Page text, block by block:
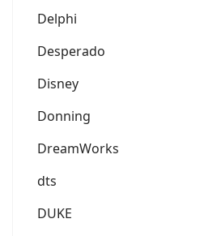
Delphi
Desperado
Disney
Donning
DreamWorks
dts
DUKE